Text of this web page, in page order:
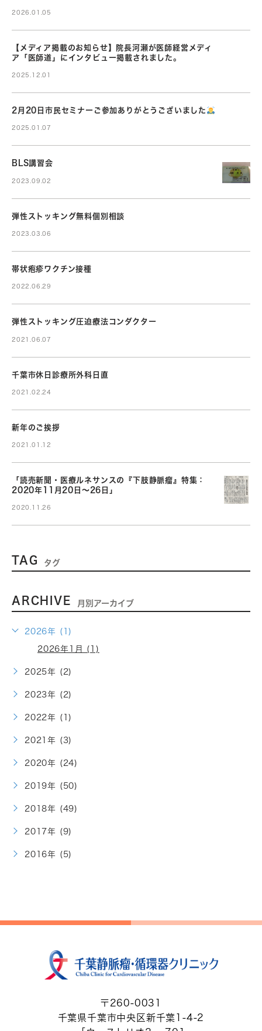
2026.01.05
【メディア掲載のお知らせ】院長河瀬が医師経営メディ
ア「医師道」にインタビュー掲載されました。
2025.12.01
2月20日市民セミナーご参加ありがとうございました
2025.01.07
BLS講習会
2023.09.02
弾性ストッキング無料個別相談
2023.03.06
帯状疱疹ワクチン接種
2022.06.29
弾性ストッキング圧迫療法コンダクター
2021.06.07
千葉市休日診療所外科日直
2021.02.24
新年のご挨拶
2021.01.12
「読売新聞・医療ルネサンスの『下肢静脈瘤』特集：
2020年11月20日～26日」
2020.11.26
TAG タグ
ARCHIVE 月別アーカイブ
2026年 (1)
2026年1月 (1)
2025年 (2)
2023年 (2)
2022年 (1)
2021年 (3)
2020年 (24)
2019年 (50)
2018年 (49)
2017年 (9)
2016年 (5)
〒260-0031
千葉県千葉市中央区新千葉1-4-2